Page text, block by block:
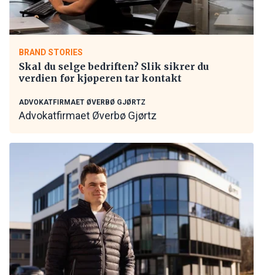
BRAND STORIES
Skal du selge bedriften? Slik sikrer du
verdien før kjøperen tar kontakt
ADVOKATFIRMAET ØVERBØ GJØRTZ
Advokatfirmaet Øverbø Gjørtz